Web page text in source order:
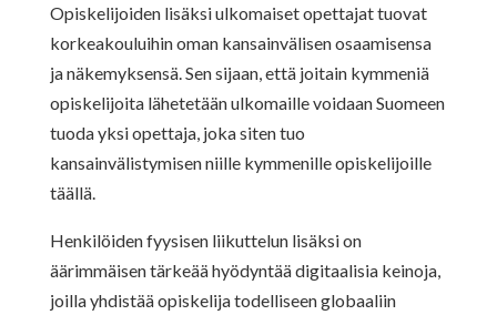
Opiskelijoiden lisäksi ulkomaiset opettajat tuovat
korkeakouluihin oman kansainvälisen osaamisensa
ja näkemyksensä. Sen sijaan, että joitain kymmeniä
opiskelijoita lähetetään ulkomaille voidaan Suomeen
tuoda yksi opettaja, joka siten tuo
kansainvälistymisen niille kymmenille opiskelijoille
täällä.
Henkilöiden fyysisen liikuttelun lisäksi on
äärimmäisen tärkeää hyödyntää digitaalisia keinoja,
joilla yhdistää opiskelija todelliseen globaaliin